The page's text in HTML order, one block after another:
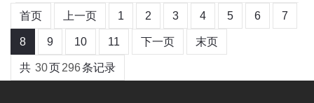
首页 上一页 1 2 3 4 5 6 7
8 9 10 11 下一页 末页
共 30页296条记录